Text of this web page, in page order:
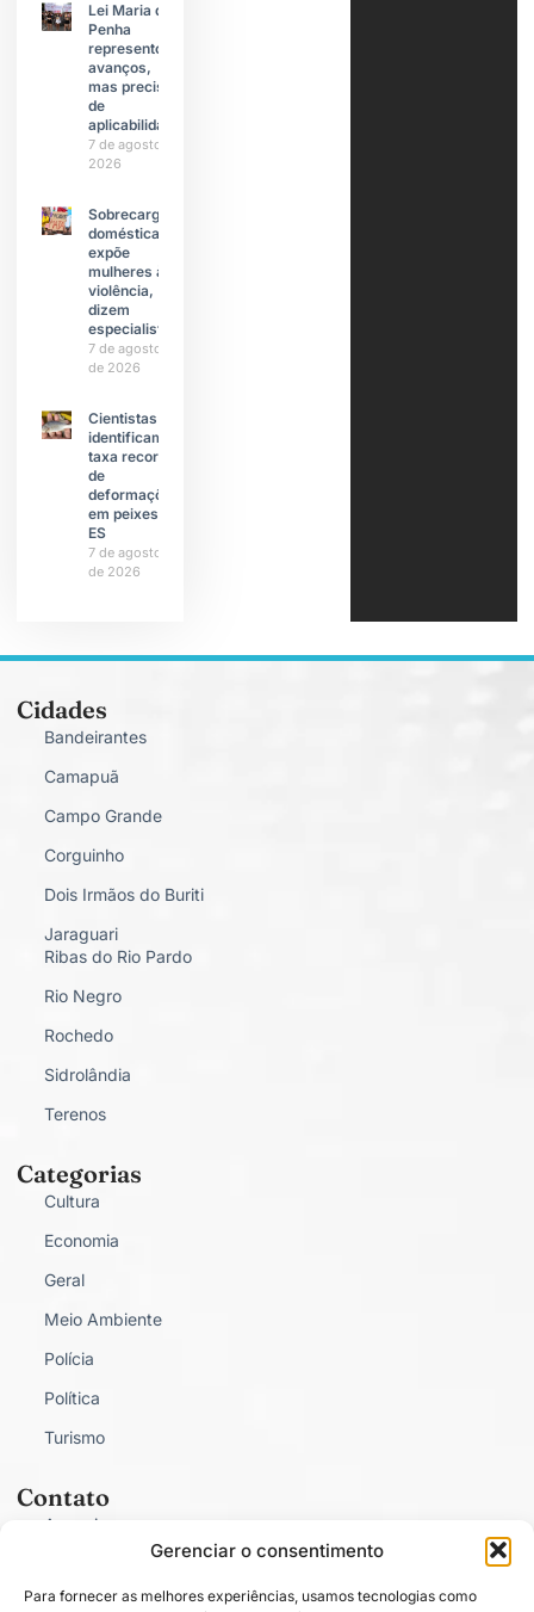
Gerenciar o consentimento
Para fornecer as melhores experiências, usamos tecnologias como
Lei Maria da
Penha
representou
avanços,
mas precisa
de
aplicabilidade
7 de agosto de
2026
Sobrecarga
doméstica
expõe
mulheres à
violência,
dizem
especialistas
7 de agosto
de 2026
Cientistas
identificam
taxa recorde
de
deformações
em peixes do
ES
7 de agosto
de 2026
Cidades
Bandeirantes
Camapuã
Campo Grande
Corguinho
Dois Irmãos do Buriti
Jaraguari
Ribas do Rio Pardo
Rio Negro
Rochedo
Sidrolândia
Terenos
Categorias
Cultura
Economia
Geral
Meio Ambiente
Polícia
Política
Turismo
Contato
Anunciar
Política de Privacidade